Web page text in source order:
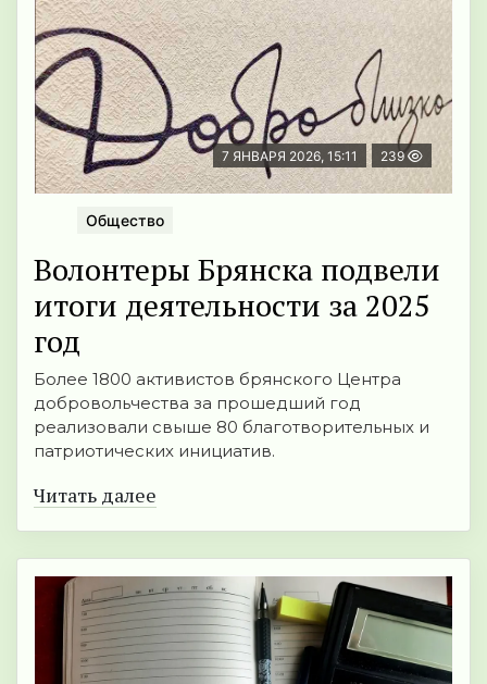
7 ЯНВАРЯ 2026, 15:11 239
Общество
Волонтеры Брянска подвели
итоги деятельности за 2025
год
Более 1800 активистов брянского Центра
добровольчества за прошедший год
реализовали свыше 80 благотворительных и
патриотических инициатив.
Читать далее